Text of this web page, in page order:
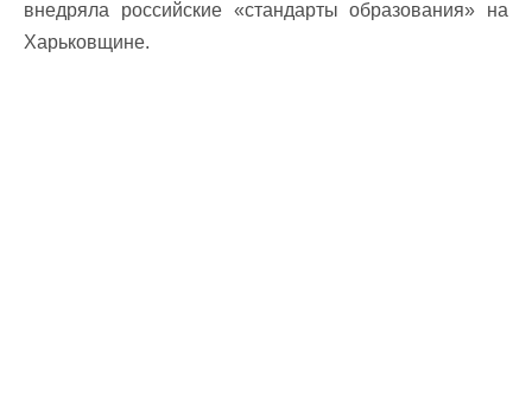
внедряла российские «стандарты образования» на
Харьковщине.